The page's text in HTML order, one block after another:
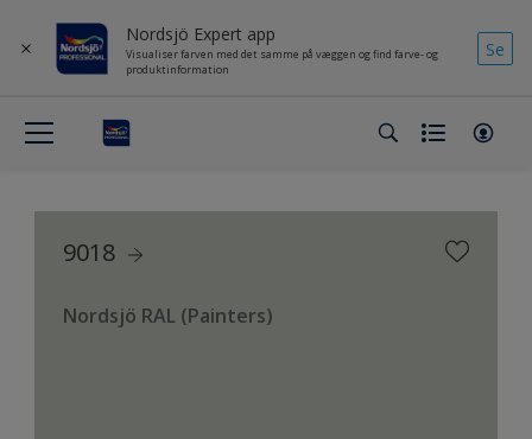
Nordsjö Expert app
Visualiser farven med det samme på væggen og find farve- og
produktinformation
Se
9018
Nordsjö RAL (Painters)